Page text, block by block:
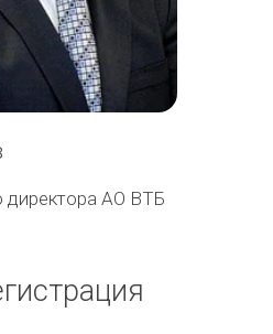
директора АО ВТБ